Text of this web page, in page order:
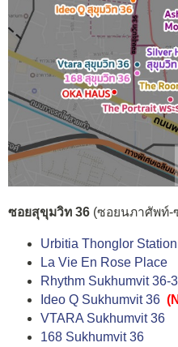
ซอยสุขุมวิท 36 (ซอยนภาศัพท์-
Urbitia Thonglor Station
La Vie En Rose Place
Rhythm Sukhumvit 36-
Ideo Q Sukhumvit 36
VTARA Sukhumvit 36
168 Sukhumvit 36